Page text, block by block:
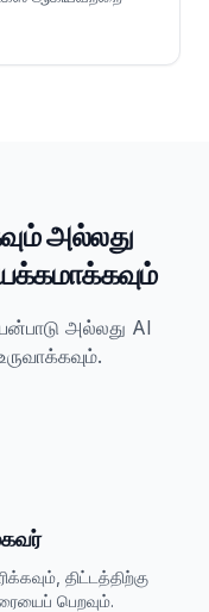
அல்லது
அல்லது AI
திட்டத்திற்கு
பெறவும்.